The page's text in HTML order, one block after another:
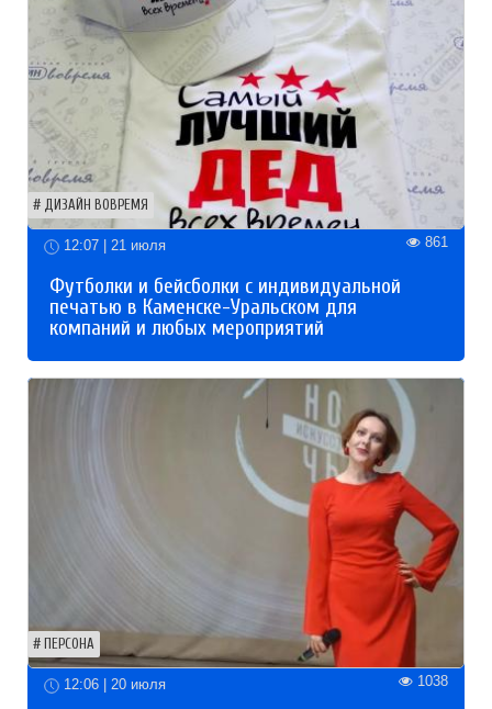
ДИЗАЙН ВОВРЕМЯ
12:07 | 21 июля 861
Футболки и бейсболки с индивидуальной
печатью в Каменске-Уральском для
компаний и любых мероприятий
ПЕРСОНА
12:06 | 20 июля 1038